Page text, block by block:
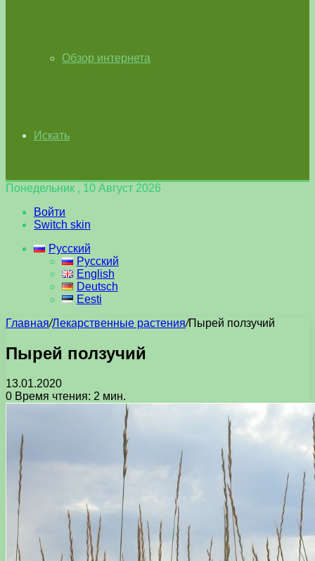
Обзор интернета
Искать
Понедельник , 10 Август 2026
Войти
Switch skin
Русский
Русский
English
Deutsch
Eesti
Главная/Лекарственные растения/Пырей ползучий
Пырей ползучий
13.01.2020
0 Время чтения: 2 мин.